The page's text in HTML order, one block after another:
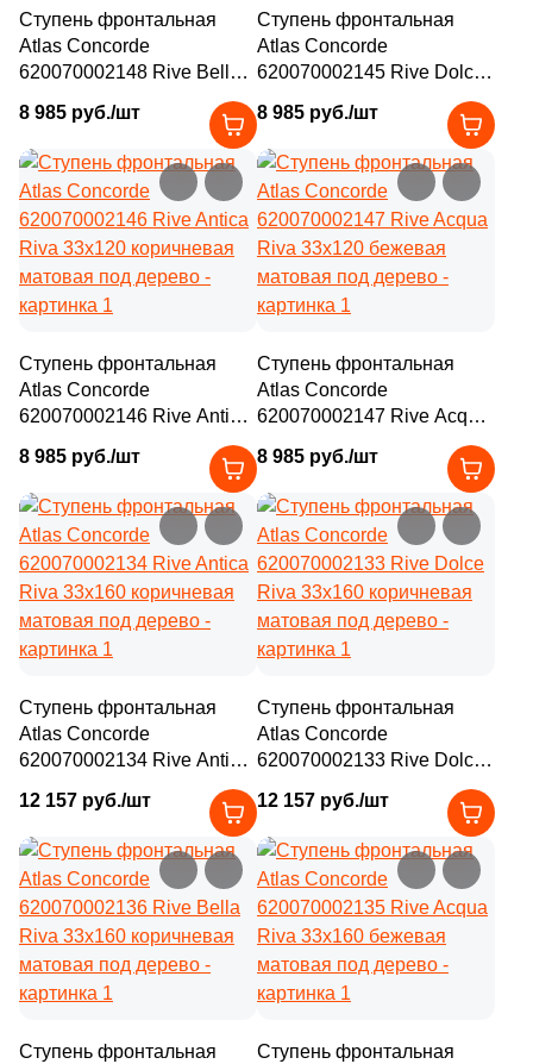
Ступень фронтальная
Atlas Concorde
620070002148 Rive Bella
Riva 33x120 коричневая
матовая под дерево
8 985 руб./шт
Ступень фронтальная
Atlas Concorde
620070002145 Rive Dolce
матовая под дерево
8 985 руб./шт
Ступень фронтальная
Atlas Concorde
620070002146 Rive Antica
Riva 33x120 коричневая
матовая под дерево
8 985 руб./шт
Ступень фронтальная
Atlas Concorde
620070002147 Rive Acqua
матовая под дерево
8 985 руб./шт
Ступень фронтальная
Atlas Concorde
620070002134 Rive Antica
Riva 33x160 коричневая
матовая под дерево
12 157 руб./шт
Ступень фронтальная
Atlas Concorde
620070002133 Rive Dolce
Riva 33x160 коричневая
матовая под дерево
12 157 руб./шт
Ступень фронтальная Ступень фронтальная